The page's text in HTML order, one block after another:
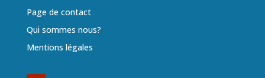
Page de contact
Qui sommes nous?
Mentions légales